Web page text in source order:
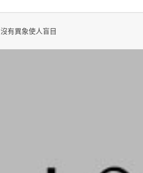
沒有異象使人盲目